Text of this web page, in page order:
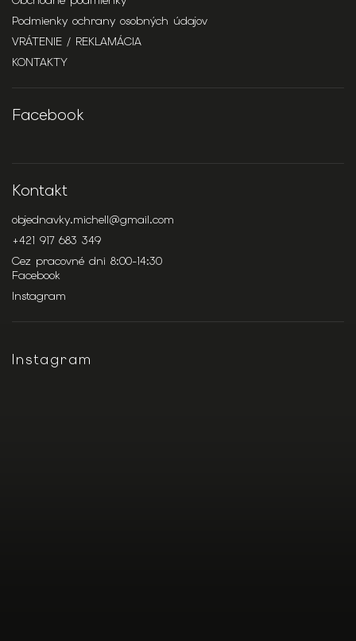
Podmienky ochrany osobných údajov
VRÁTENIE / REKLAMÁCIA
KONTAKTY
Facebook
Kontakt
objednavky.michell@gmail.com
+421 917 683 349
Cez pracovné dni 8:00-14:30
Facebook
Instagram
Instagram